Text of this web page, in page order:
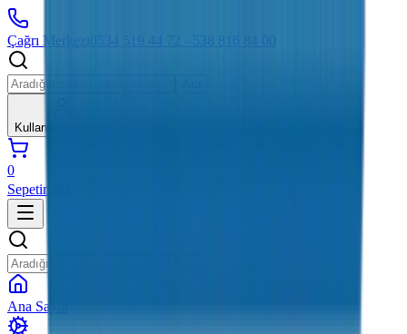
Çağrı Merkezi
Kullanıcı
0
Sepetim
Ana Sayfa